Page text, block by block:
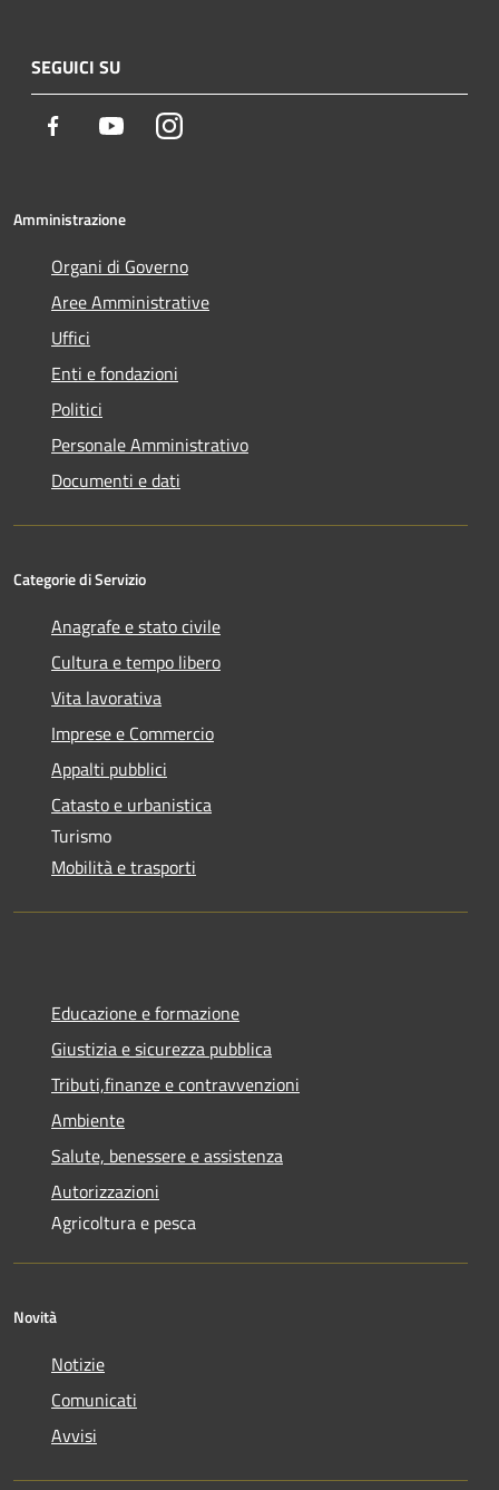
SEGUICI SU
Facebook YoutubeInstagram
Amministrazione
Organi di Governo
Aree Amministrative
Uffici
Enti e fondazioni
Politici
Personale Amministrativo
Documenti e dati
Categorie di Servizio
Anagrafe e stato civile
Cultura e tempo libero
Vita lavorativa
Imprese e Commercio
Appalti pubblici
Catasto e urbanistica
Turismo
Mobilità e trasporti
Educazione e formazione
Giustizia e sicurezza pubblica
Tributi,finanze e contravvenzioni
Ambiente
Salute, benessere e assistenza
Autorizzazioni
Agricoltura e pesca
Novità
Notizie
Comunicati
Avvisi